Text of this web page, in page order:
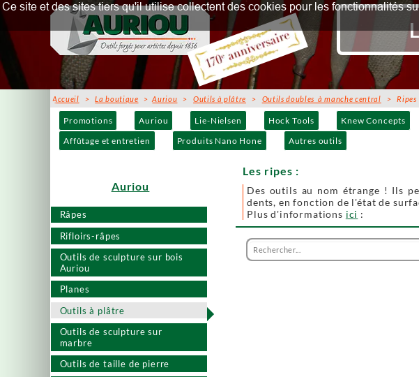
Promotions Auriou Lie-Nielsen Hock Tools Knew Concepts
Affûtage et entretien
Produits Nano Hone Autres outils
Râpes
Rifloirs-râpes
Outils de sculpture sur bois
Auriou
Planes
Outils à plâtre
Outils de sculpture sur
marbre
Outils de taille de pierre
Accueil >La boutique >Auriou >Outils à plâtre > Outils doubles à manche central > Ripes
Auriou
Les ripes :
Des outils au nom étrange ! Ils
dents, en fonction de l'état de
Plus d'informations ici :
Ce site et des sites tiers qu'il utilise collectent des cookies pour les fonctionnalités